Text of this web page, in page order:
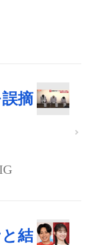
摘
結